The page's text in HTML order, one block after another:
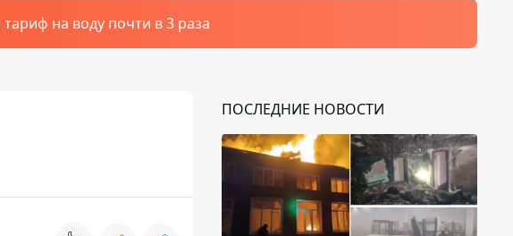
на воду почти в 3 раза
ПОСЛЕДНИЕ НОВОСТИ